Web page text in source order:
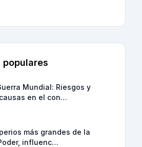
populares
Mundial: Riesgos y
en el con…
más grandes de la
influenc…